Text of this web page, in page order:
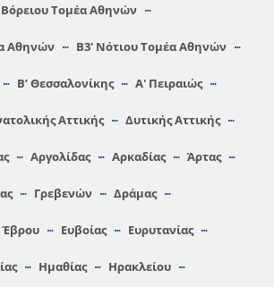
Βόρειου Τομέα Αθηνών
Αθηνών Β3′ Νότιου Τομέα Αθηνών
Β’ Θεσσαλονίκης Α′ Πειραιώς
Αττικής Δυτικής Αττικής
Αργολίδας Αρκαδίας Άρτας
Γρεβενών Δράμας
Έβρου Ευβοίας Ευρυτανίας
Hμαθίας Ηρακλείου